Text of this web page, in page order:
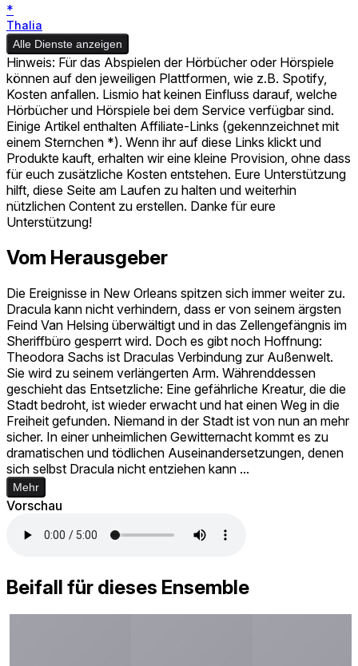
*
Thalia
Alle Dienste anzeigen
Hinweis: Für das Abspielen der Hörbücher oder Hörspiele
können auf den jeweiligen Plattformen, wie z.B. Spotify,
Kosten anfallen. Lismio hat keinen Einfluss darauf, welche
Hörbücher und Hörspiele bei dem Service verfügbar sind.
Einige Artikel enthalten Affiliate-Links (gekennzeichnet mit
einem Sternchen *). Wenn ihr auf diese Links klickt und
Produkte kauft, erhalten wir eine kleine Provision, ohne dass
für euch zusätzliche Kosten entstehen. Eure Unterstützung
hilft, diese Seite am Laufen zu halten und weiterhin
nützlichen Content zu erstellen. Danke für eure
Unterstützung!
Vom Herausgeber
Die Ereignisse in New Orleans spitzen sich immer weiter zu.
Dracula kann nicht verhindern, dass er von seinem ärgsten
Feind Van Helsing überwältigt und in das Zellengefängnis im
Sheriffbüro gesperrt wird. Doch es gibt noch Hoffnung:
Theodora Sachs ist Draculas Verbindung zur Außenwelt.
Sie wird zu seinem verlängerten Arm. Währenddessen
geschieht das Entsetzliche: Eine gefährliche Kreatur, die die
Stadt bedroht, ist wieder erwacht und hat einen Weg in die
Freiheit gefunden. Niemand in der Stadt ist von nun an mehr
sicher. In einer unheimlichen Gewitternacht kommt es zu
dramatischen und tödlichen Auseinandersetzungen, denen
sich selbst Dracula nicht entziehen kann ...
Mehr
Vorschau
Beifall für dieses Ensemble